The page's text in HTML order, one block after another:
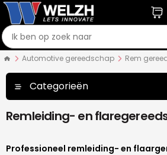
Automotive gereedschap Rem
Categorieën
Remleiding- en
Professioneel remleiding- en